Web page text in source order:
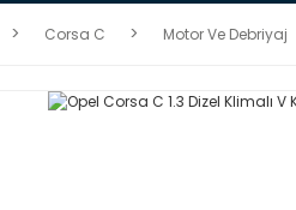
Corsa C Motor Ve Debriyaj